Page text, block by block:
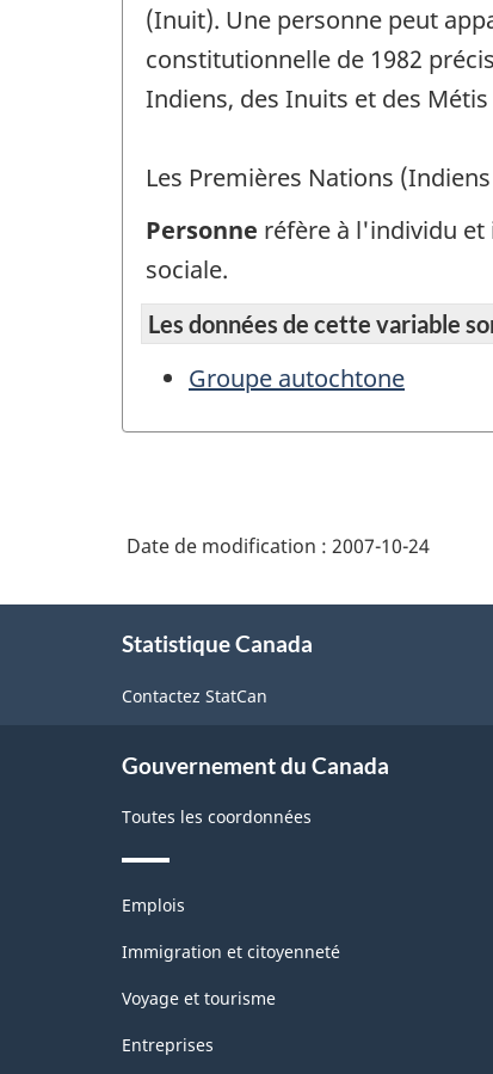
(Inuit). Une personne peut
constitutionnelle de 1982
Indiens, des Inuits et des Métis
Les Premières Nations
Personne réfère à l'individu
sociale.
Les données de cette variable
Groupe autochtone
Date de modification : 2007-10-24
Statistique Canada
Contactez StatCan
Gouvernement du Canada
Toutes les coordonnées
Thèmes
sujets
Emplois
Immigration et citoyenneté
Voyage et tourisme
Entreprises